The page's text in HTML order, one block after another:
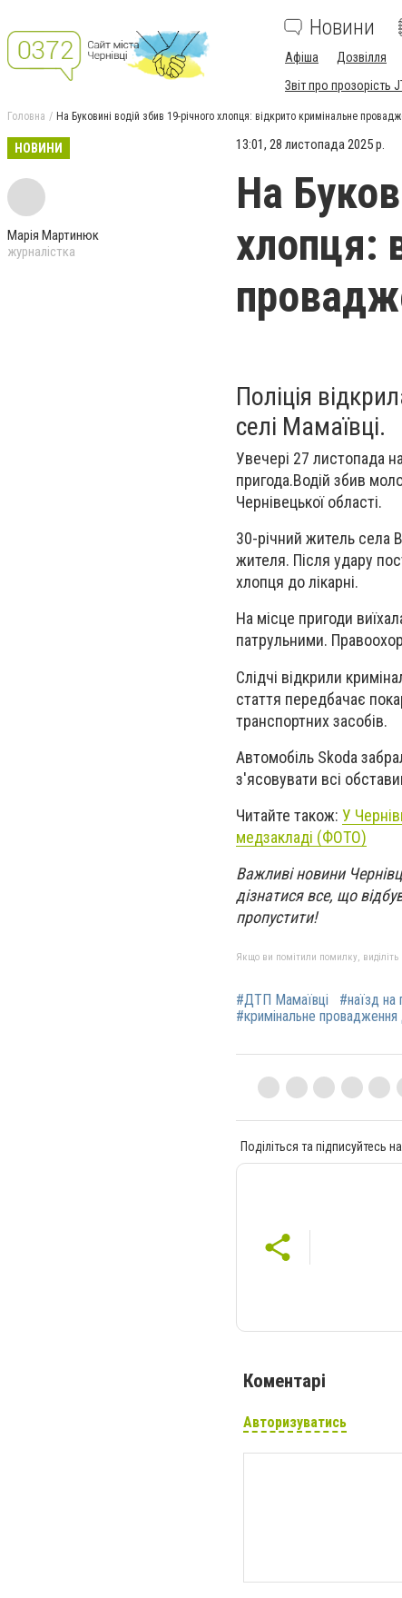
Новини
Афіша Дозвілля
Звіт про прозорість
Головна На Буковині водій збив 19-річного хлопця: відкрито кримінальне
НОВИНИ
Марія Мартинюк
журналістка
13:01, 28 листопада 2025 р.
На
хлопця:
Поліція
селі Мамаївці.
Увечері 27 листопада
пригода.Водій збив
Чернівецької області.
30-річний житель села
жителя. Після удару
хлопця до лікарні.
На місце пригоди
патрульними.
Слідчі відкрили
стаття передбачає
транспортних засобів.
Автомобіль Skoda
з'ясовувати всі
Читайте також: У
медзакладі (ФОТО)
Важливі новини
дізнатися все, що
пропустити!
Якщо ви помітили помилку, виділіть
#ДТП Мамаївці #наїзд на
#кримінальне
Поділіться та підписуйтесь
Коментарі
Авторизуватись